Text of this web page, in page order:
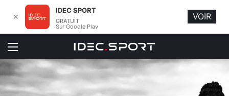
Menu
✕
IDEC SPORT
GRATUIT
Sur Google Play
VOIR